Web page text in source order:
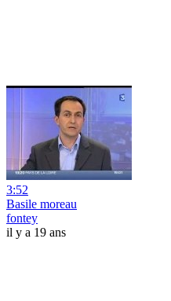
3:52
Basile moreau
fontey
il y a 19 ans